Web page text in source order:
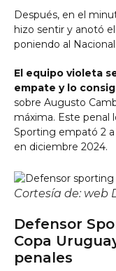
Después, en el
hizo sentir y anotó
poniendo al Nacional
El equipo violeta
empate y lo
sobre Augusto
máxima. Este penal
Sporting empató 2
en diciembre 2024.
Cortesía de: web
Defensor
Copa
penales